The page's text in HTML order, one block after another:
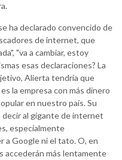
ha declarado convencido de
de internet, que
"va a cambiar, estoy
esas declaraciones? La
Alierta tendría que
la empresa con más dinero
en nuestro país. Su
decir al gigante de internet
especialmente
a Google ni el tato. O, en
accederán más lentamente